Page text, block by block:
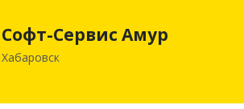
Софт-Сервис Амур
Хабаровск
680000, Хабаровский край, Хабаровск
г, Муравьева-Амурского ул., дом № 4,